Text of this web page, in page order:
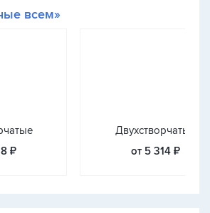
всем»
₽
Двухстворчатые
от 5 314 ₽